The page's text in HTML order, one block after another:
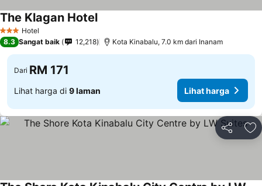
3 BintangHotel
The Klagan HotelLihat harga
8.3 Sangat baik 12,218 Kota Kinabalu, 7.0 km dari Inanam
Dari RM 171
Lihat harga di 9 laman Lihat harga
Kongsi